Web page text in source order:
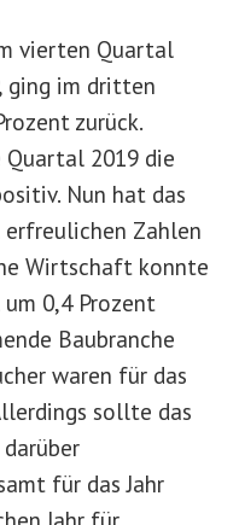
vierten Quartal
ging im dritten
zurück.
Quartal 2019 die
Nun hat das
Zahlen
Wirtschaft konnte
0,4 Prozent
Baubranche
waren für das
sollte das
für das Jahr